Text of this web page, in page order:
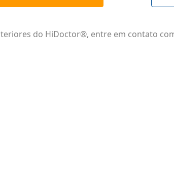
do HiDoctor®, entre em contato